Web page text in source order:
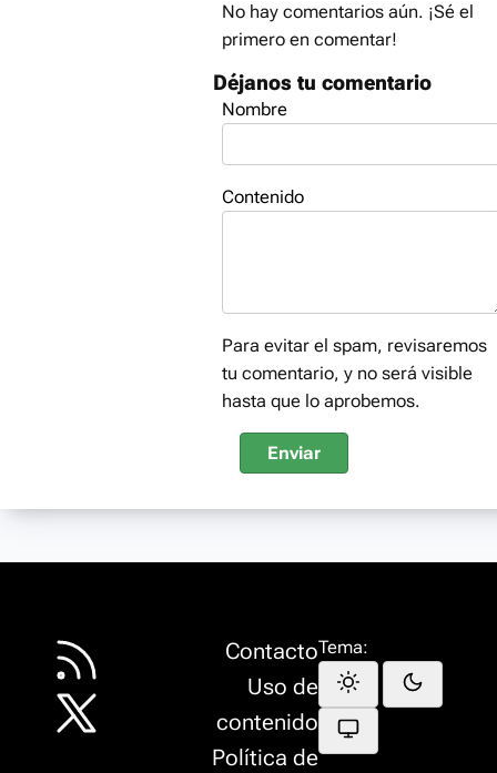
No hay comentarios aún. ¡Sé el
primero en comentar!
Déjanos tu comentario
Nombre
Contenido
Para evitar el spam, revisaremos
tu comentario, y no será visible
hasta que lo aprobemos.
Enviar
Contacto
Uso de
contenido
Política de
Tema: